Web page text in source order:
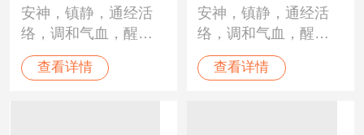
露）
安神，镇静，通经活
络，调和气血，醒脑
开窍。用于“黑白脉
病”、“龙血”不调；中
查看详情
（甘露）
安神，镇静，通经活
络，调和气血，醒脑
开窍。用于“黑白脉
病”、“龙血”不调；中
查看详情